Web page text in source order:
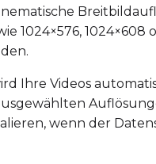
Height
1024×576, 1024×608
Ihre Videos
wenn der